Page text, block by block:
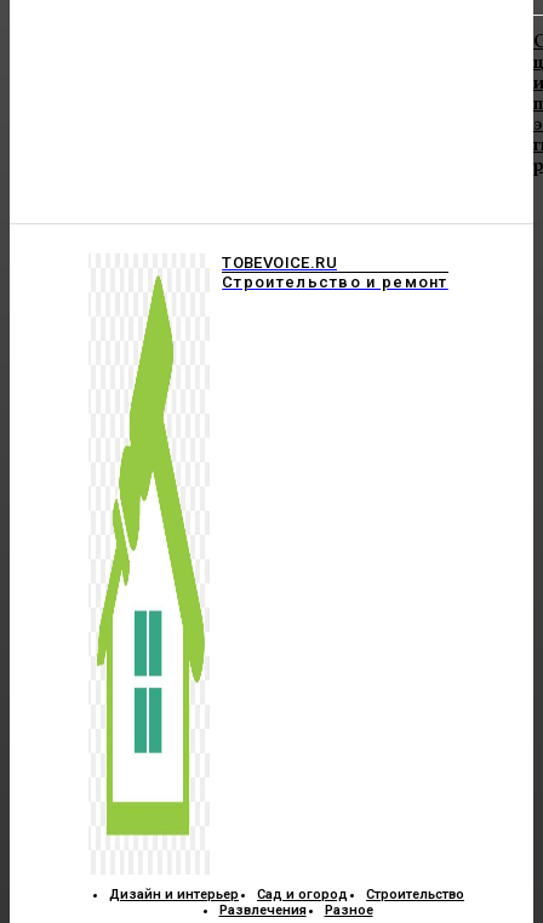
TOBEVOICE.RU
Строительство и ремонт
Дизайн и интерьер Сад и огород
Строительство
Развлечения
Разное